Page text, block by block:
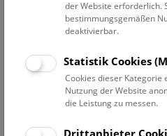
Datum
Erweiterte
Filter
der Website erforderlich.
bestimmungsgemäßen
deaktivierbar.
Statistik Cookies
Cookies dieser Kategorie
Nutzung der Website
die Leistung zu messen.
Drittanbieter